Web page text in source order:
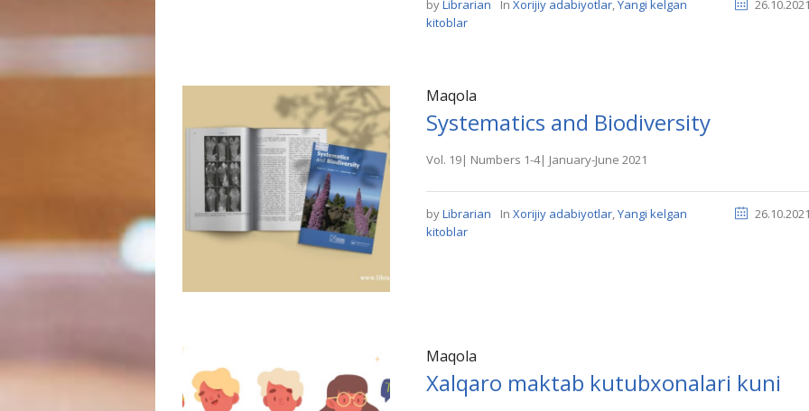
byLibrarian In Xorijiy adabiyotlar, Yangi kelgan
kitoblar
Maqola
Systematics and Biodiversity
Vol. 19| Numbers 1-4| January-June 2021
byLibrarian In Xorijiy adabiyotlar, Yangi kelgan
kitoblar
Maqola
Xalqaro maktab kutubxonalari kuni